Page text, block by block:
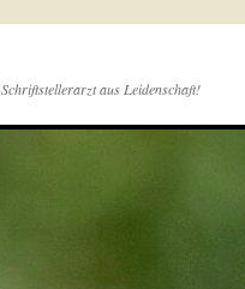
Schriftstellerarzt aus Leidenschaft!